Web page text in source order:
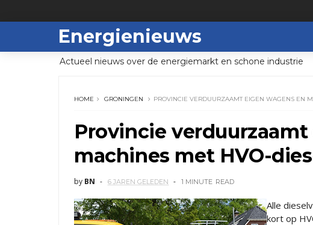
Energienieuws
Actueel nieuws over de energiemarkt en schone industrie
HOME GRONINGEN PROVINCIE VERDUURZAAMT EIGEN WAGENS EN
Provincie
machines met HVO-
by BN 6 JAREN GELEDEN 1 MINUTE READ
Alle
kort op